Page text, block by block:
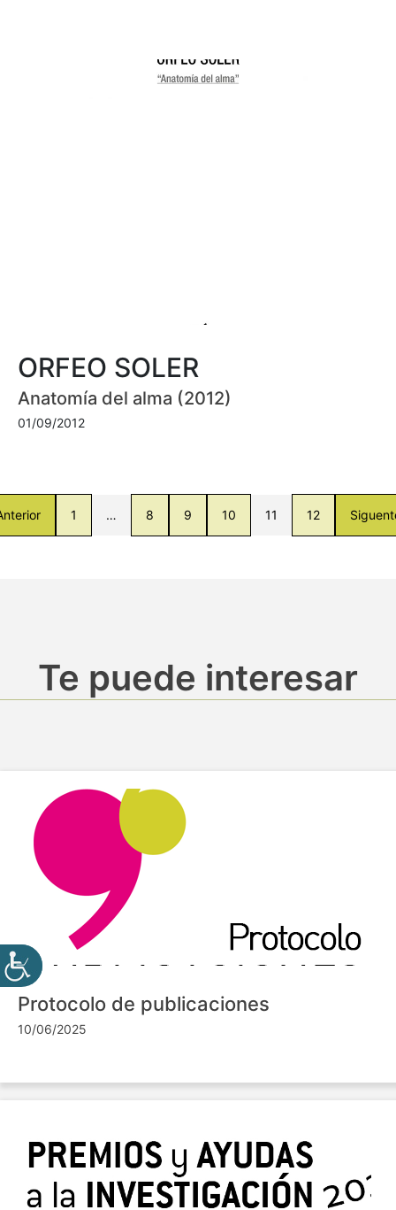
ORFEO SOLER
Anatomía del alma (2012)
01/09/2012
1 … 8 9 10 11 12
Te puede interesar
Protocolo de publicaciones
10/06/2025